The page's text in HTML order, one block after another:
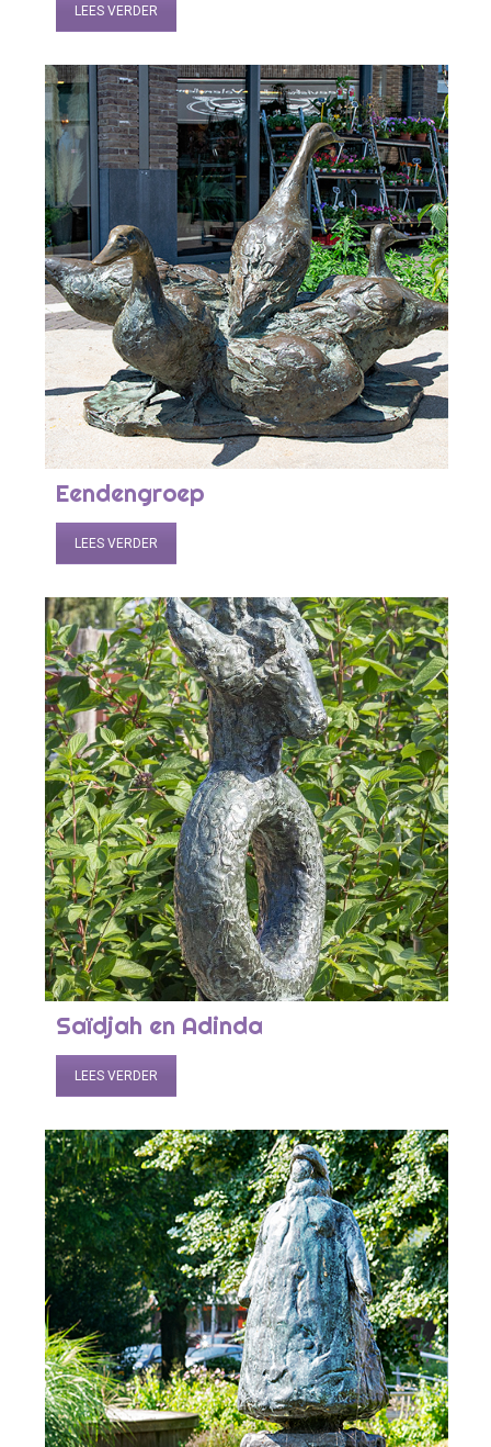
LEES VERDER
Eendengroep
LEES VERDER
Saïdjah en Adinda
LEES VERDER